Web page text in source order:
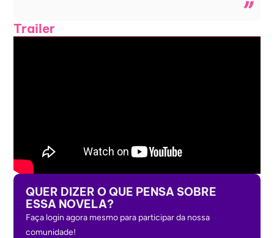
Trailer
QUER DIZER O QUE PENSA SOBRE
ESSA NOVELA?
Faça login agora mesmo para participar da nossa
comunidade!